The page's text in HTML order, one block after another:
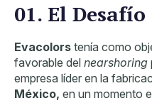
01. El Desafío
Evacolors tenía como
favorable del nearshoring
empresa líder en la
México, en un momento